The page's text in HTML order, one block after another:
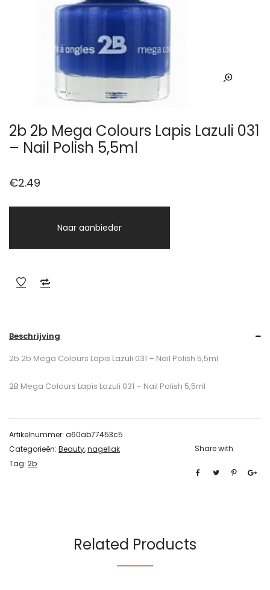
2b 2b Mega Colours Lapis Lazuli 031
– Nail Polish 5,5ml
€2.49
Naar aanbieder
Beschrijving
2b 2b Mega Colours Lapis Lazuli 031 – Nail Polish 5,5ml
2B Mega Colours Lapis Lazuli 031 – Nail Polish 5,5ml
Artikelnummer: a60ab77453c5
Categorieën: Beauty,nagellak
Tag: 2b
Share with
Related Products